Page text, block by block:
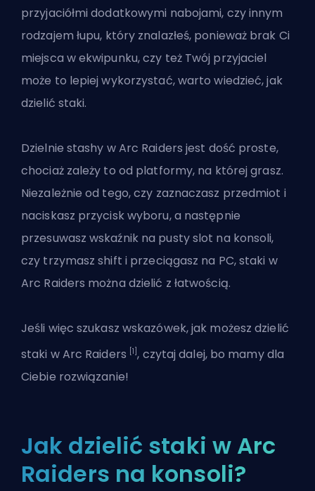
przyjaciółmi dodatkowymi nabojami, czyinnym
rodzajem łupu, który znalazłeś, ponieważ brak Ci
miejsca w ekwipunku, czy też Twój przyjaciel
może to lepiej wykorzystać, warto wiedzieć, jak
dzielić staki.
Dzielnie stashy w Arc Raiders jest dość proste,
chociaż zależy to od platformy, na której grasz.
Niezależnie od tego, czy zaznaczasz przedmiot i
naciskasz przycisk wyboru, a następnie
przesuwasz wskaźnik na pusty slot na konsoli,
czy trzymasz shift i przeciągasz na PC, staki w
Arc Raiders można dzielić z łatwością.
Jeśli więc szukasz wskazówek, jak możesz dzielić
staki w Arc Raiders [1] , czytaj dalej, bo mamy dla
Ciebie rozwiązanie!
Jak dzielić staki w Arc
Raiders na konsoli?